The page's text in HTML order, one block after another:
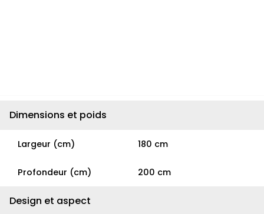
Dimensions et poids
Largeur (cm) 180 cm
Profondeur (cm) 200 cm
Design et aspect